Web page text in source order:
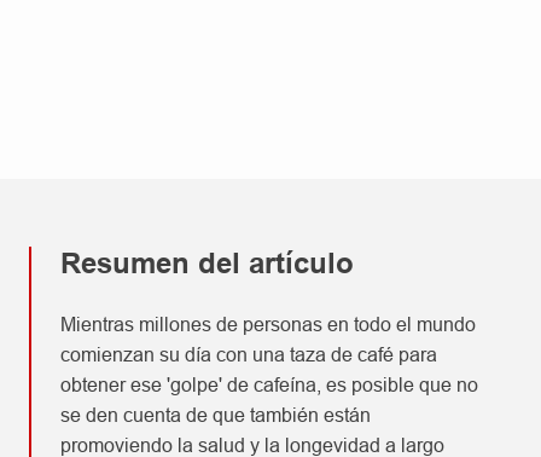
Resumen del artículo
Mientras millones de personas en todo el mundo
comienzan su día con una taza de café para
obtener ese 'golpe' de cafeína, es posible que no
se den cuenta de que también están
promoviendo la salud y la longevidad a largo